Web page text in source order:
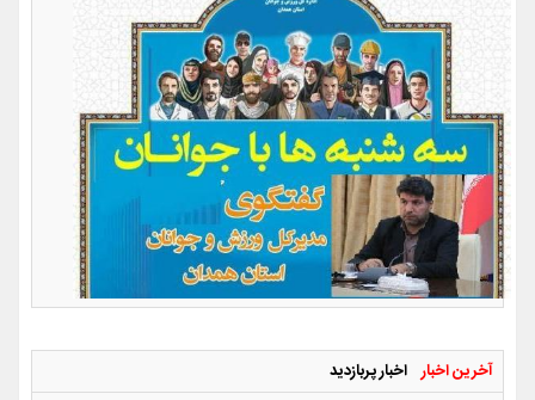
آخرین اخبار اخبار پربازدید